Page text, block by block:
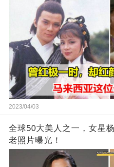
2023/04/03
全球50大美人之一，女星
老照片曝光！